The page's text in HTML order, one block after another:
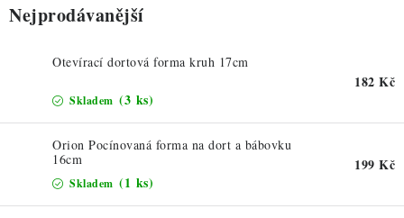
POCHUTINY
DÁRKOVÉ POUKAZY
TÉMATICKÉ PRODUKTY
Nejprodávanější
Otevírací dortová forma kruh 17cm
Skladem (3 ks)
182 Kč
Orion Pocínovaná forma na dort a bábovku
16cm
Skladem (1 ks)
199 Kč